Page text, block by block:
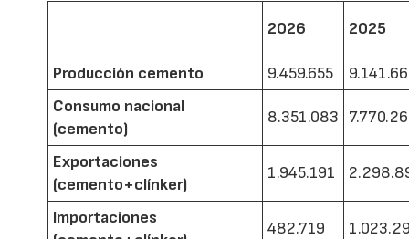
2026 2025
Producción cemento 9.459.655
Consumo nacional
(cemento)
8.351.083
Exportaciones
(cemento+clínker)
1.945.191
Importaciones
482.719